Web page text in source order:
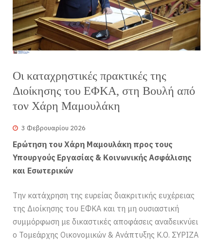
Οι καταχρηστικές πρακτικές της
Διοίκησης του ΕΦΚΑ, στη Βουλή από
τον Χάρη Μαμουλάκη
3 Φεβρουαρίου 2026
Ερώτηση του Χάρη Μαμουλάκη προς τους
Υπουργούς Εργασίας & Κοινωνικής Ασφάλισης
και Εσωτερικών
Την κατάχρηση της ευρείας διακριτικής ευχέρειας
της Διοίκησης του ΕΦΚΑ και τη μη ουσιαστική
συμμόρφωση με δικαστικές αποφάσεις αναδεικνύει
ο Τομεάρχης Οικονομικών & Ανάπτυξης Κ.Ο. ΣΥΡΙΖΑ